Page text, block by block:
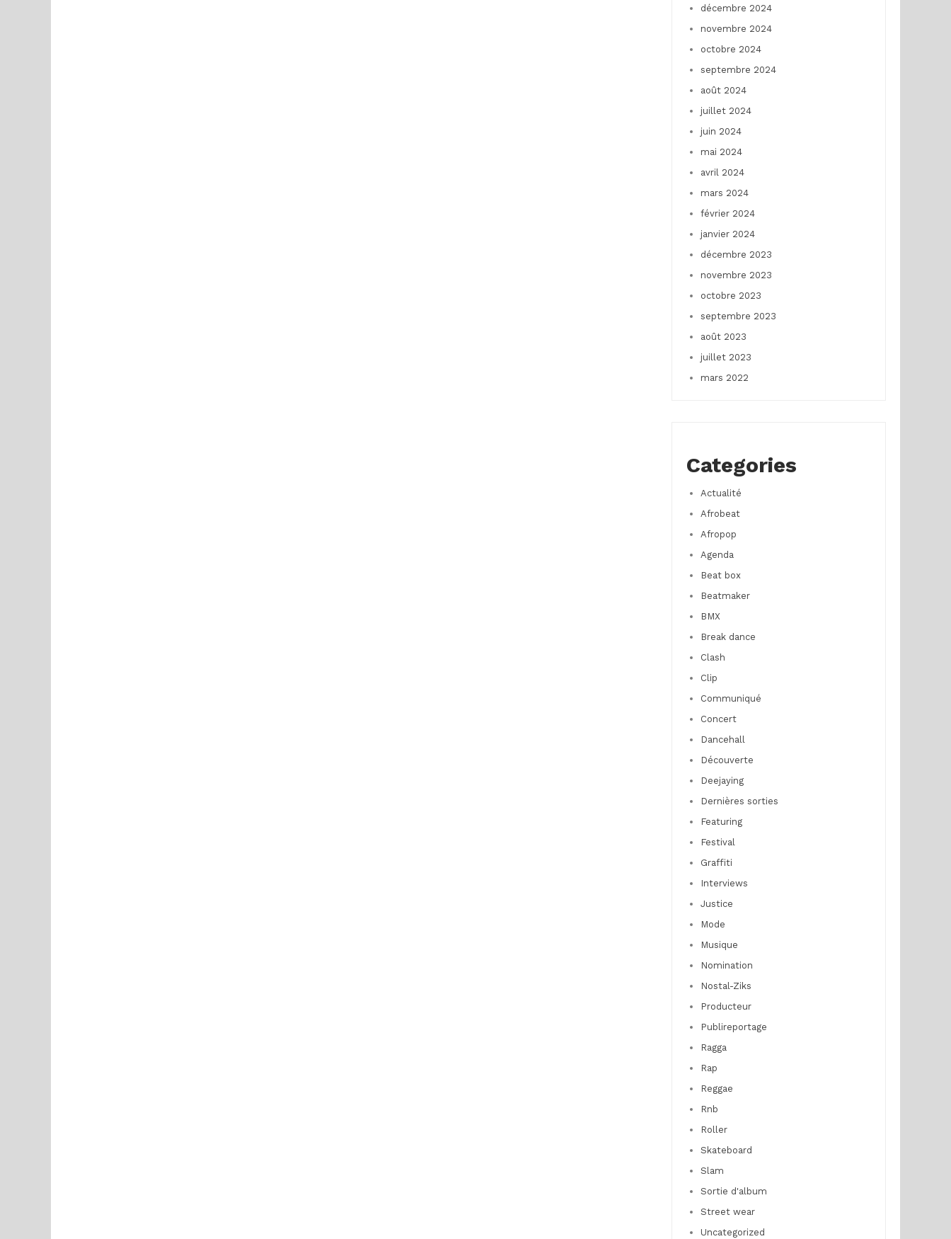
décembre 2024
novembre 2024
octobre 2024
septembre 2024
août 2024
juillet 2024
juin 2024
mai 2024
avril 2024
mars 2024
février 2024
janvier 2024
décembre 2023
novembre 2023
octobre 2023
septembre 2023
août 2023
juillet 2023
mars 2022
Categories
Actualité
Afrobeat
Afropop
Agenda
Beat box
Beatmaker
BMX
Break dance
Clash
Clip
Communiqué
Concert
Dancehall
Découverte
Deejaying
Dernières sorties
Featuring
Festival
Graffiti
Interviews
Justice
Mode
Musique
Nomination
Nostal-Ziks
Producteur
Publireportage
Ragga
Rap
Reggae
Rnb
Roller
Skateboard
Slam
Sortie d'album
Street wear
Uncategorized